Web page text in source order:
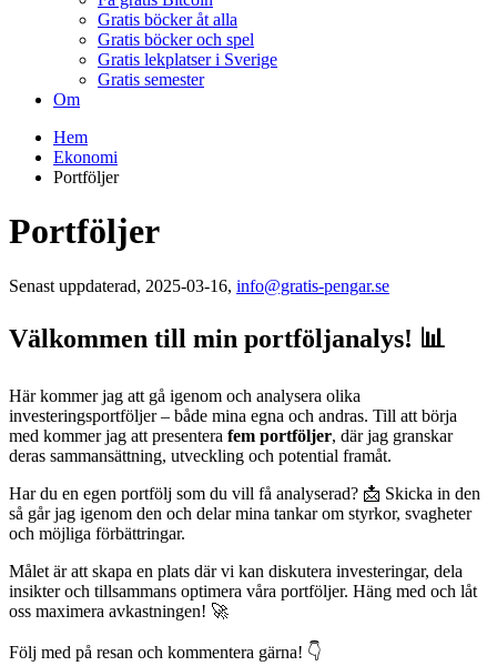
Gratis böcker åt alla
Gratis böcker och spel
Gratis lekplatser i Sverige
Gratis semester
Om
Hem
Ekonomi
Portföljer
Portföljer
Senast uppdaterad, 2025-03-16, info@gratis-pengar.se
Välkommen till min portföljanalys! 📊
Här kommer jag att gå igenom och analysera olika
investeringsportföljer – både mina egna och andras. Till att börja
med kommer jag att presentera fem portföljer, där jag granskar
deras sammansättning, utveckling och potential framåt.
Har du en egen portfölj som du vill få analyserad? 📩 Skicka in den
så går jag igenom den och delar mina tankar om styrkor, svagheter
och möjliga förbättringar.
Målet är att skapa en plats där vi kan diskutera investeringar, dela
insikter och tillsammans optimera våra portföljer. Häng med och låt
oss maximera avkastningen! 🚀
Följ med på resan och kommentera gärna! 👇